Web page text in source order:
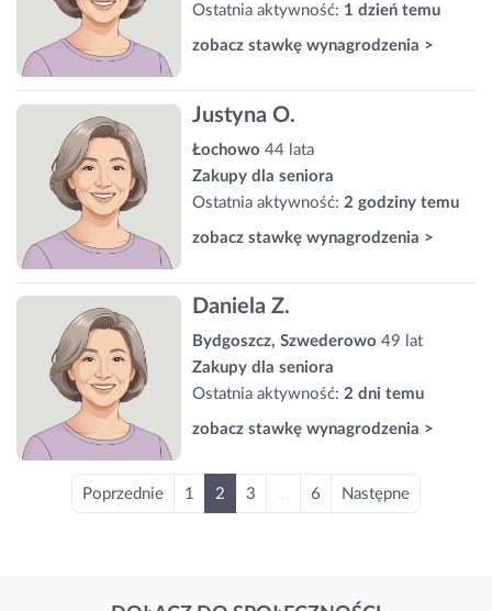
Ostatnia aktywność: 1 dzień temu
zobacz stawkę wynagrodzenia >
Justyna O.
Łochowo 44 lata
Zakupy dla seniora
Ostatnia aktywność: 2 godziny temu
zobacz stawkę wynagrodzenia >
Daniela Z.
Bydgoszcz, Szwederowo 49 lat
Zakupy dla seniora
Ostatnia aktywność: 2 dni temu
zobacz stawkę wynagrodzenia >
Poprzednie 1 2 3 6 Następne